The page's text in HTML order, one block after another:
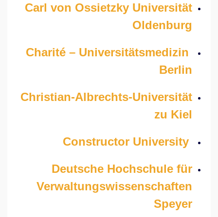
Carl von Ossietzky Universität
Oldenburg
Charité – Universitätsmedizin
Berlin
Christian-Albrechts-Universität
zu Kiel
Deutsche Hochschule für
Verwaltungswissenschaften
Speyer